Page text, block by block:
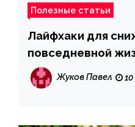
Полезные статьи
Лайфхаки для
повседневной
Жуков Павел